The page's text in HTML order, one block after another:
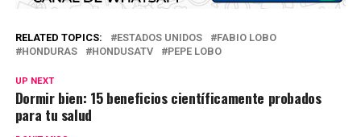
RELATED TOPICS: ESTADOS UNIDOS
FABIO LOBO
HONDURAS
HONDUSATV PEPE LOBO
UP NEXT
Dormir bien: 15 beneficios científicamente probados
para tu salud